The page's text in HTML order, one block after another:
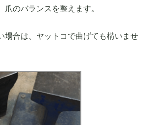
爪のバランスを整えます。
場合は、ヤットコで曲げても構いませ